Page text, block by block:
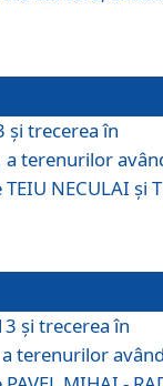
şi trecerea în
a terenurilor
NECULAI şi
şi trecerea în
terenurilor